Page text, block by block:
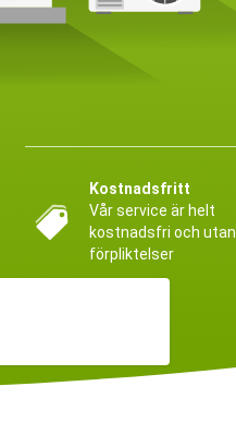
Kostnadsfritt
Vår service är helt
kostnadsfri och utan
förpliktelser